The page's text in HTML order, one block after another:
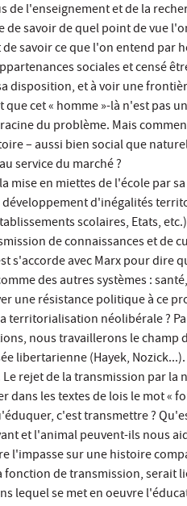
l'enseignement et de la
savoir de quel point de vue
savoir ce que l'on entend par
sociales et censé
disposition, et à voir une
cet « homme »-là n'est pas
du problème. Mais
– aussi bien social que
service du marché ?
mise en miettes de l'école par
d'inégalités
scolaires, Etats,
de connaissances et de
s'accorde avec Marx pour
des autres systèmes :
une résistance politique à ce
néolibérale ?
nous travaillerons le
libertarienne (Hayek, Nozick...).
rejet de la transmission par
les textes de lois le mot «
c'est transmettre ?
et l'animal peuvent-ils nous
l'impasse sur une histoire
de transmission,
lequel se met en oeuvre